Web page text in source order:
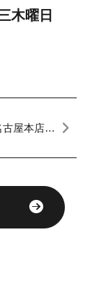
木曜日
屋本店★